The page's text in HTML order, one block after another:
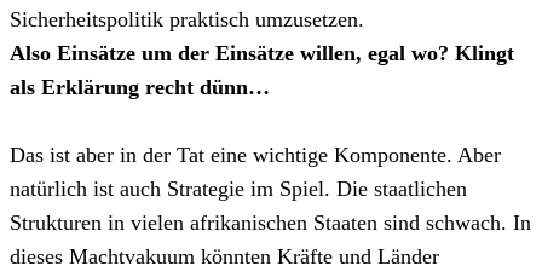
Sicherheitspolitik praktisch umzusetzen.
Also Einsätze um der Einsätze willen, egal wo? Klingt
als Erklärung recht dünn…
Das ist aber in der Tat eine wichtige Komponente. Aber
natürlich ist auch Strategie im Spiel. Die staatlichen
Strukturen in vielen afrikanischen Staaten sind schwach. In
dieses Machtvakuum könnten Kräfte und Länder